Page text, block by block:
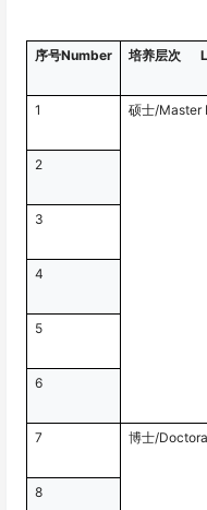
序号Number 培养层次
1 硕士/Master
2
3
4
5
6
7 博士/
8